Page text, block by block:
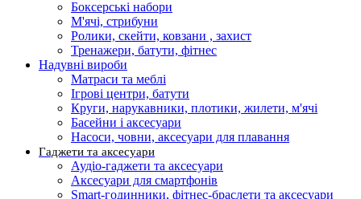
Боксерські набори
М'ячі, стрибуни
Ролики, скейти, ковзани , захист
Тренажери, батути, фітнес
Надувні вироби
Матраси та меблі
Ігрові центри, батути
Круги, нарукавники, плотики, жилети, м'ячі
Басейни і аксесуари
Насоси, човни, аксесуари для плавання
Гаджети та аксесуари
Аудіо-гаджети та аксесуари
Аксесуари для смартфонів
Smart-годинники, фітнес-браслети та аксесуари